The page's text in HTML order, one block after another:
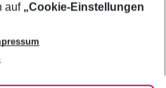
auf „Cookie-Einstellungen